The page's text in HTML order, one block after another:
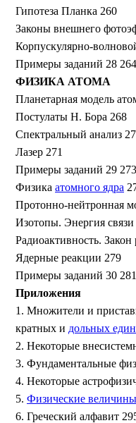
Гипотеза Планка 260
Законы внешнего
Корпускулярно-
Примеры заданий 28 264
ФИЗИКА АТОМА
Планетарная модель
Постулаты Н. Бора 268
Спектральный анализ
Лазер 271
Примеры заданий 29 273
Физика атомного ядра
Протонно-нейтронная
Изотопы. Энергия
Радиоактивность.
Ядерные реакции 279
Примеры заданий 30 281
Приложения
1. Множители и
кратных и дольных
2. Некоторые
3. Фундаментальные
4. Некоторые
5. Физические величины
6. Греческий алфавит